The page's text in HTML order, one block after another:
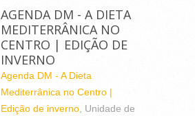
AGENDA DM - A DIETA
MEDITERRÂNICA NO
CENTRO | EDIÇÃO DE
INVERNO
Agenda DM - A Dieta
Mediterrânica no Centro |
Edição de inverno , Unidade de